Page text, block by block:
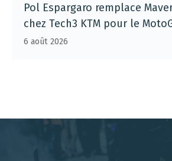
Pol Espargaro remplace
chez Tech3 KTM pour le
6 août 2026